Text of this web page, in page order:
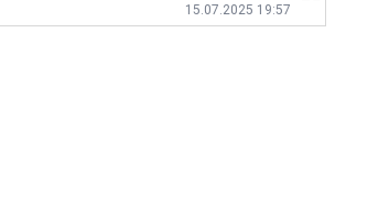
15.07.2025 19:57